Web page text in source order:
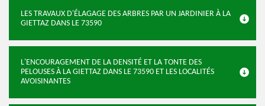
LES TRAVAUX D'ÉLAGAGE DES ARBRES PAR UN JARDINIER À LA
GIETTAZ DANS LE 73590
L'ENCOURAGEMENT DE LA DENSITÉ ET LA TONTE DES
PELOUSES À LA GIETTAZ DANS LE 73590 ET LES LOCALITÉS
AVOISINANTES